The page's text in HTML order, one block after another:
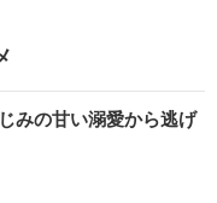
みの甘い溺愛から逃げ